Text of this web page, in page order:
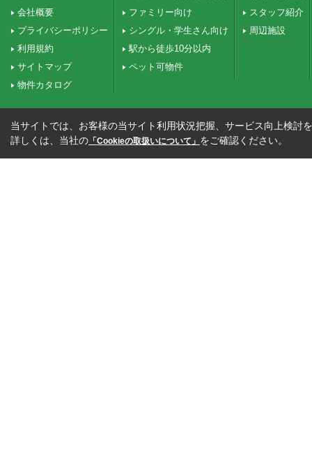
会社概要
プライバシーポリシー
利用規約
サイトマップ
物件カタログ
ファミリー向け
シングル・学生さん向け
駅から徒歩10分以内
ペット可物件
スタッフ紹介
周辺施設
当サイトでは、お客様の当サイト利用状況把握、サービス向上検討
詳しくは、当社の 「Cookieの取扱いについて」 をご確認ください。